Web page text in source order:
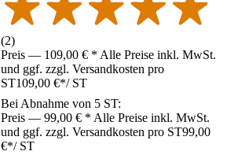
(2)
Preis — 109,00 € * Alle Preise inkl. MwSt.
und ggf. zzgl. Versandkosten pro
ST109,00 €*/ ST
Bei Abnahme von 5 ST:
Preis — 99,00 € * Alle Preise inkl. MwSt.
und ggf. zzgl. Versandkosten pro ST99,00
€*/ ST